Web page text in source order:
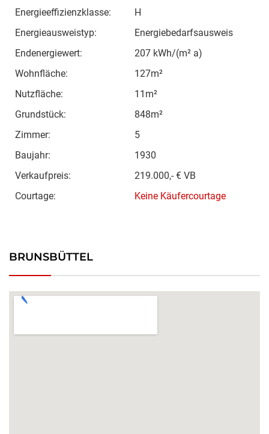
Energieeffizienzklasse:
H
Energieausweistyp:
Energiebedarfsausweis
Endenergiewert:
207 kWh/(m² a)
Wohnfläche:
127m²
Nutzfläche:
11m²
Grundstück:
848m²
Zimmer:
5
Baujahr:
1930
Verkaufpreis:
219.000,- € VB
Courtage:
Keine Käufercourtage
BRUNSBÜTTEL